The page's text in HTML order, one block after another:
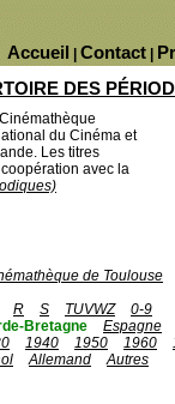
Contact
Accueil
DES
du Cinéma et
Les titres
avec la
de Toulouse
R S TUVWZ
0-9
Bretagne Espagne
1940 1950 1960
Allemand
Autres